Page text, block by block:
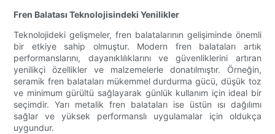
Fren Balatası Teknolojisindeki Yenilikler
Teknolojideki gelişmeler, fren balatalarının gelişiminde önemli
bir etkiye sahip olmuştur. Modern fren balataları artık
performanslarını, dayanıklılıklarını ve güvenliklerini artıran
yenilikçi özellikler ve malzemelerle donatılmıştır. Örneğin,
seramik fren balataları mükemmel durdurma gücü, düşük toz
ve minimum gürültü sağlayarak günlük kullanım için ideal bir
seçimdir. Yarı metalik fren balataları ise üstün ısı dağılımı
sağlar ve yüksek performanslı uygulamalar için oldukça
uygundur.